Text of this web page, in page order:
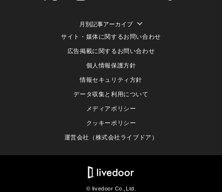
月別記事アーカイブ
サイト・媒体に関するお問い合わせ
広告掲載に関するお問い合わせ
個人情報保護方針
情報セキュリティ方針
データ収集と利用について
メディアポリシー
クッキーポリシー
運営会社（株式会社ライブドア）
© livedoor Co.,Ltd.